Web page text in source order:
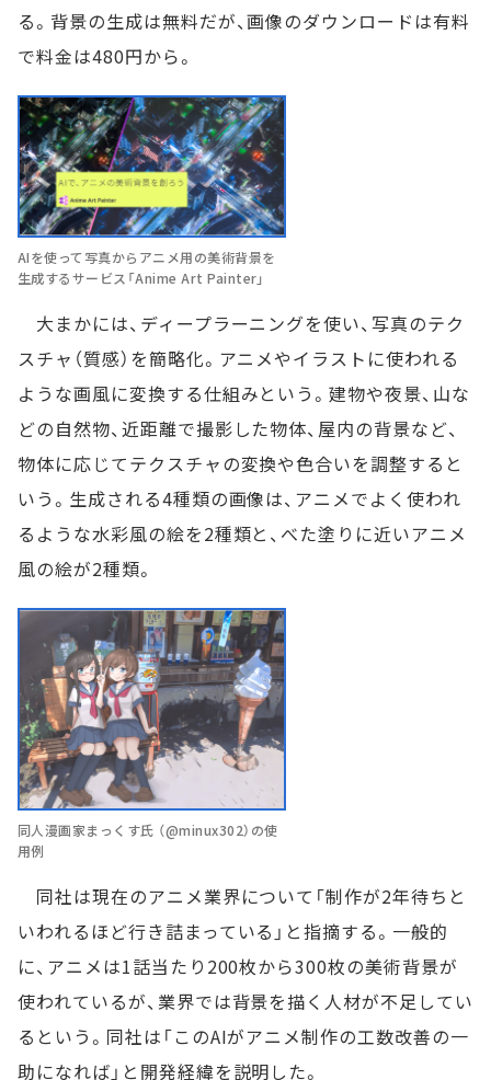
る。背景の生成は無料だが、画像のダウンロードは有料
で料金は480円から。
AIを使って写真からアニメ用の美術背景を
生成するサービス「Anime Art Painter」
大まかには、ディープラーニングを使い、写真のテク
スチャ（質感）を簡略化。アニメやイラストに使われる
ような画風に変換する仕組みという。建物や夜景、山な
どの自然物、近距離で撮影した物体、屋内の背景など、
物体に応じてテクスチャの変換や色合いを調整すると
いう。生成される4種類の画像は、アニメでよく使われ
るような水彩風の絵を2種類と、べた塗りに近いアニメ
風の絵が2種類。
同人漫画家まっくす氏 （@minux302）の使
用例
同社は現在のアニメ業界について「制作が2年待ちと
いわれるほど行き詰まっている」と指摘する。一般的
に、アニメは1話当たり200枚から300枚の美術背景が
使われているが、業界では背景を描く人材が不足してい
るという。同社は「このAIがアニメ制作の工数改善の一
助になれば」と開発経緯を説明した。